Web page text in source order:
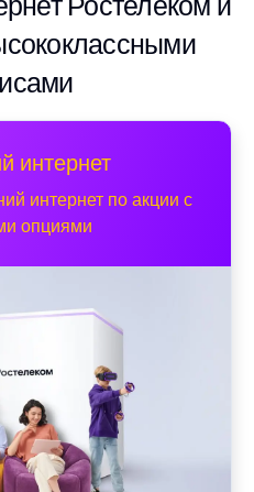
интернет
интернет по акции с
опциями